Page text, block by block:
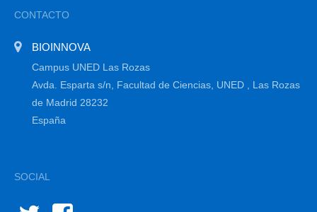
CONTACTO
BIOINNOVA
Campus UNED Las Rozas
Avda. Esparta s/n, Facultad de Ciencias, UNED , Las Rozas
de Madrid 28232
España
SOCIAL